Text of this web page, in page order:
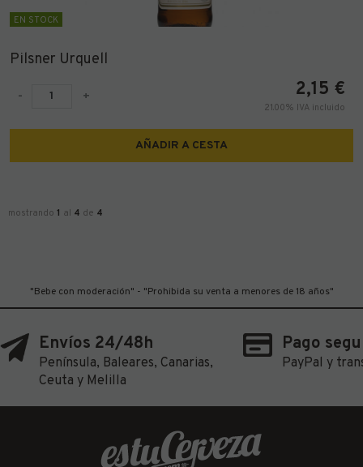
EN STOCK
Pilsner Urquell
2,15 €
21.00% IVA incluido
- +
AÑADIR A CESTA
mostrando 1 al 4 de 4
"Bebe con moderación" - "Prohibida su venta a menores de 18 años"
Envíos 24/48h
Península, Baleares, Canarias,
Ceuta y Melilla
Pago
PayPal y